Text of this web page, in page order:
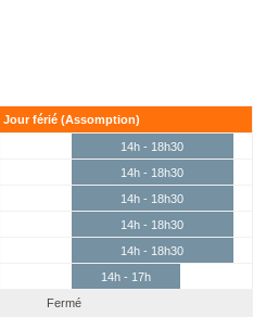
Jour férié (Assomption)
14h - 18h30
14h - 18h30
14h - 18h30
14h - 18h30
14h - 18h30
14h - 17h
Fermé